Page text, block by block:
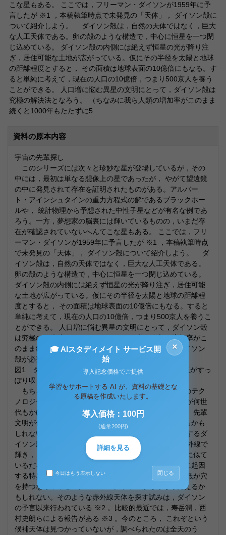
こな星もある。 ここでは，フリーマン・ダイソンが1959年に予
言したが ※1 ，本稿執筆時点で未発見の「天体」， ダイソン殻に
ついて紹介しよう。 ダイソン殻は，自然の天体ではなく，巨大
な人工天体である。卵の殻のような構造で，中心に恒星を一つ閉
じ込めている。 ダイソン殻の内側には絶えず恒星の光が降り注
ぎ，居住可能な土地が広がっている。仮にその半径を太陽と地球
の距離程度とすると， その面積は地球表面の10億倍にもなる。す
ると単純に考えて，現在の人口の10億倍，つまり500京人を養う
ことができる。 人口増に悩む異星の文明にとって，ダイソン殻は
究極の解決法となろう。 （ちなみに我ら人類の増加率がこのまま
続くと1000年もたたずに5
資料の原本内容
宇宙の先輩探し
このシリーズには次々と珍妙な星が登場しているが，その
中には，最初は単なる想像上の星であったが， やがて望遠鏡
の中に発見されて存在を証明されたものがある。アルバー
ト・アインシュタインの重力方程式の解であるブラックホー
ルや， 統計物理から予想された中性子星などが有名な例であ
ろう。一方，夢想家の脳裏には輝いているものの，いまだ存
在が確認されていないへんてこな星もある。 ここでは，フリ
ーマン・ダイソンが1959年に予言したが ※1 ，本稿執筆時点
で未発見の「天体」， ダイソン殻について紹介しよう。 ダ
イソン殻は，自然の天体ではなく，巨大な人工天体である。
卵の殻のような構造で，中心に恒星を一つ閉じ込めている。
ダイソン殻の内側には絶えず恒星の光が降り注ぎ，居住可能
な土地が広がっている。仮にその半径を太陽と地球の距離程
度とすると， その面積は地球表面の10億倍にもなる。すると
単純に考えて，現在の人口の10億倍，つまり500京人を養うこ
とができる。 人口増に悩む異星の文明にとって，ダイソン殻
は究極の解決法となろう。 （ちなみに我ら人類の増加率がこ
のまま続くと1000年もたたずに500京人を超えて，ダイソン
殻が必要になる。）
図1 ダイソン殻を割ってみた想像図。 中には地球軌道がすっ
ぽり収まる。好みによっては，外側に住むことも可。
もちろん，このような途方もない建築は現在の我々のテク
ノロジーでは不可能で， 我々よりはるかに優れた文明が何世
代もかけて建造するものであろう。宇宙のどこかには， 先輩
文明が何億年も昔に建造したダイソン殻が浮かんでいるかも
しれない。 我々と似たような環境を好む文明が建造するダ
イソン殻は300K弱の温度になるので，ダイソン殻は赤外線で
輝き， 一見「赤色巨星」と呼ばれる普通の年老いた星に似て
いるだろう。そのスペクトラムには，大気や殻の材質に起因
する特異な吸収線や輝線があるだろう。 もしダイソン殻が穴
を持つなら，中心の恒星のスペクトラムがちらちら見えるか
もしれない。そのような赤外線天体を探す試みは，ダイソン
の予言以来行われている ※2 。比較的最近では，寿岳潤，西
村史朗らによる報告がある ※3 。今のところ， これぞという
候補天体は見つかっていないが，調べられたのは全天のう
×
🎓 AIスタディメイト サービス開
始
導入記念価格でご提供
学習をサポートする AI が、資料の基礎とな
る原稿を作成いたします。
導入価格：100円
(通常200円)
詳細を見る
今日はもう表示しない 閉じる